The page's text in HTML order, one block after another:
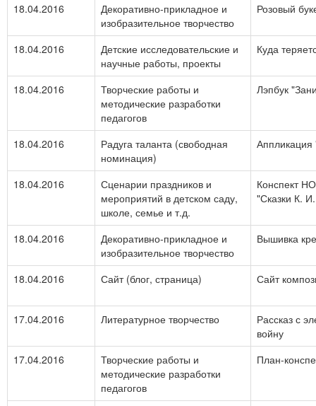
18.04.2016
Декоративно-прикладное и
изобразительное творчество
Розовый
18.04.2016
Детские исследовательские и
научные работы, проекты
Куда
18.04.2016
Творческие работы и
методические разработки
педагогов
Лэпбук
18.04.2016
Радуга таланта (свободная
номинация)
18.04.2016
Сценарии праздников и
мероприятий в детском саду,
школе, семье и т.д.
Конспект
"Сказки К.
18.04.2016
Декоративно-прикладное и
изобразительное творчество
Вышивка
18.04.2016 Сайт (блог, страница) Сайт
17.04.2016 Литературное творчество
Рассказ с
войну
17.04.2016
Творческие работы и
методические разработки
педагогов
План-